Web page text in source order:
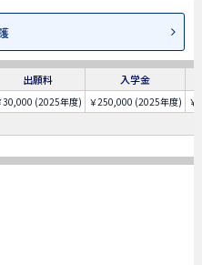
出願料 入学金
30,000 (2025年度) ￥250,000 (2025年度) ￥